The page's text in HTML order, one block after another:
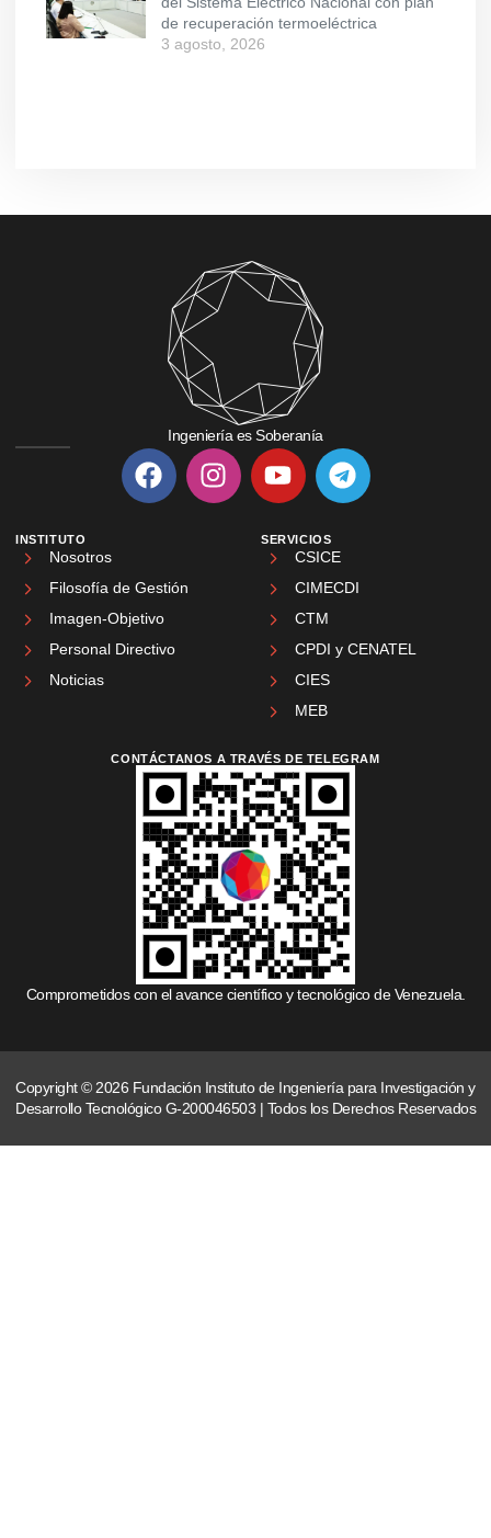
de recuperación termoeléctrica
3 agosto, 2026
Ingeniería es Soberanía
INSTITUTO
Nosotros
Filosofía de Gestión
Imagen-Objetivo
Personal Directivo
Noticias
SERVICIOS
CSICE
CIMECDI
CTM
CPDI y CENATEL
CIES
MEB
CONTÁCTANOS A TRAVÉS DE TELEGRAM
Comprometidos con el avance científico y tecnológico de Venezuela.
Copyright © 2026 Fundación Instituto de Ingeniería para Investigación y
Desarrollo Tecnológico G-200046503 | Todos los Derechos Reservados